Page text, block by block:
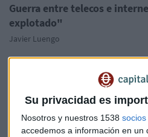
Su privacidad es
Nosotros y nuestros 1538 socios
accedemos a información en un
Guerra entre telecos e
explotado"
Javier Luengo